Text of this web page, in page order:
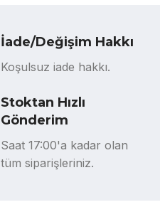
İade/Değişim Hakkı
Koşulsuz iade hakkı.
Stoktan Hızlı
Gönderim
Saat 17:00'a kadar olan
tüm siparişleriniz.